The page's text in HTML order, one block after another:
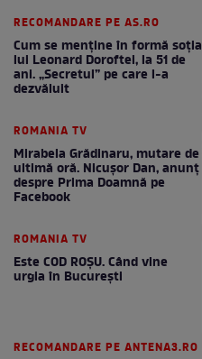
RECOMANDARE PE AS.RO
Cum se menţine în formă soţia
lui Leonard Doroftei, la 51 de
ani. „Secretul” pe care l-a
dezvăluit
ROMANIA TV
Mirabela Grădinaru, mutare de
ultimă oră. Nicuşor Dan, anunţ
despre Prima Doamnă pe
Facebook
ROMANIA TV
Este COD ROŞU. Când vine
urgia în Bucureşti
RECOMANDARE PE ANTENA3.RO